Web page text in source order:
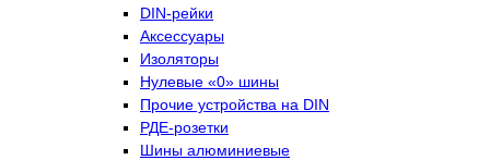
DIN-рейки
Аксессуары
Изоляторы
Нулевые «0» шины
Прочие устройства на DIN
РДЕ-розетки
Шины алюминиевые